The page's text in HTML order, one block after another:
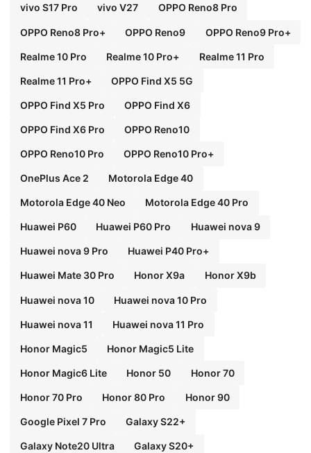
vivo S17 Pro vivo V27 OPPO Reno8 Pro
OPPO Reno8 Pro+ OPPO Reno9 OPPO Reno9 Pro+
Realme 10 Pro Realme 10 Pro+ Realme 11 Pro
Realme 11 Pro+ OPPO Find X5 5G
OPPO Find X5 Pro OPPO Find X6
OPPO Find X6 Pro OPPO Reno10
OPPO Reno10 Pro OPPO Reno10 Pro+
OnePlus Ace 2 Motorola Edge 40
Motorola Edge 40 Neo Motorola Edge 40 Pro
Huawei P60 Huawei P60 Pro Huawei nova 9
Huawei nova 9 Pro Huawei P40 Pro+
Huawei Mate 30 Pro Honor X9a Honor X9b
Huawei nova 10 Huawei nova 10 Pro
Huawei nova 11 Huawei nova 11 Pro
Honor Magic5 Honor Magic5 Lite
Honor Magic6 Lite Honor 50 Honor 70
Honor 70 Pro Honor 80 Pro Honor 90
Google Pixel 7 Pro Galaxy S22+
Galaxy Note20 Ultra Galaxy S20+